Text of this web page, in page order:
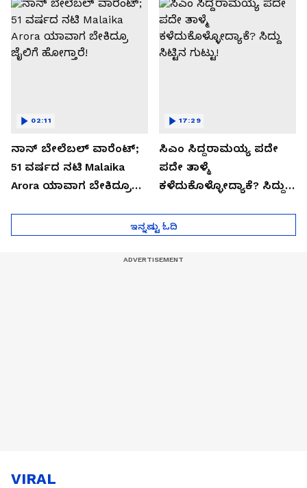
ನಾನ್ ಬೇಲೆಬಲ್ ವಾರೆಂಟ್;
51 ವರ್ಷದ ನಟಿ Malaika
Arora ಯಾವಾಗ ಬೇಕಿದ್ರೂ
02:11
ಸಿಎಂ ಸಿದ್ದರಾಮಯ್ಯ ಪದೇ
ಪದೇ ತಾಳ್ಮೆ
ಕಳೆದುಕೊಳ್ಳೋದ್ಯಾಕೆ? ಸಿದ್ದು
17:29
ಇನ್ನಷ್ಟು ಓದಿ
VIRAL